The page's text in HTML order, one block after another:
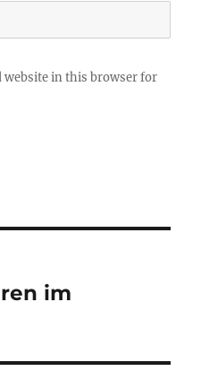
website in this browser for
im